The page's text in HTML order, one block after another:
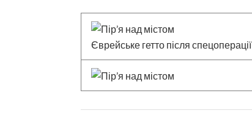
Єврейське гетто після спецоперації